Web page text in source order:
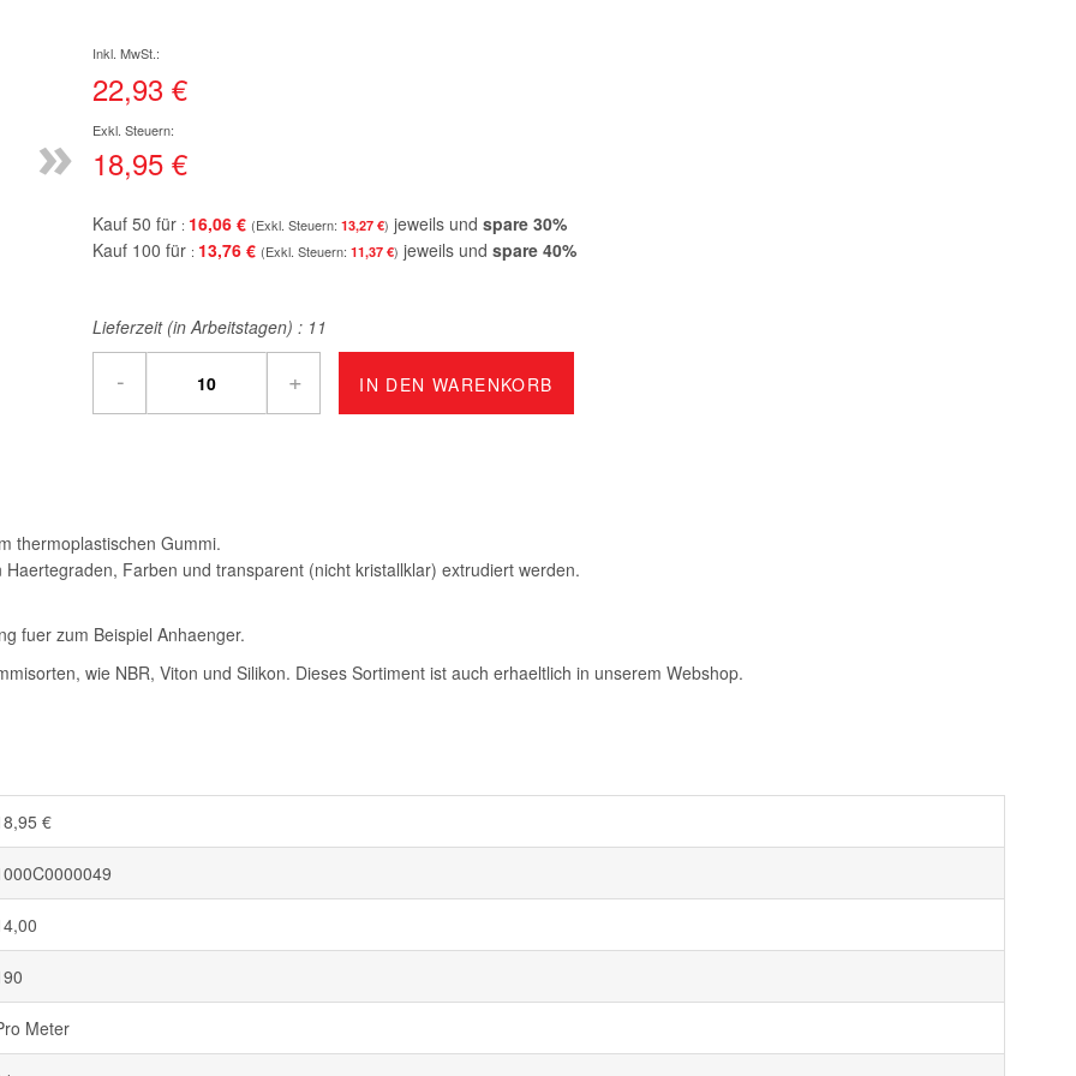
»
22,93 €
18,95 €
Kauf 50 für 16,06 € 13,27 € jeweils und spare 30%
Kauf 100 für 13,76 € 11,37 € jeweils und spare 40%
Lieferzeit (in Arbeitstagen) : 11
- + IN DEN WARENKORB
thermoplastischen Gummi.
Farben und transparent (nicht kristallklar) extrudiert werden.
fuer zum Beispiel Anhaenger.
wie NBR, Viton und Silikon. Dieses Sortiment ist auch erhaeltlich in unserem Webshop.
€
Meter